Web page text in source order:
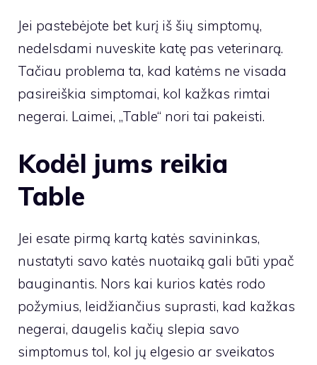
Jei pastebėjote bet kurį iš šių simptomų,
nedelsdami nuveskite katę pas veterinarą.
Tačiau problema ta, kad katėms ne visada
pasireiškia simptomai, kol kažkas rimtai
negerai. Laimei, „Table“ nori tai pakeisti.
Kodėl jums reikia
Table
Jei esate pirmą kartą katės savininkas,
nustatyti savo katės nuotaiką gali būti ypač
bauginantis. Nors kai kurios katės rodo
požymius, leidžiančius suprasti, kad kažkas
negerai, daugelis kačių slepia savo
simptomus tol, kol jų elgesio ar sveikatos